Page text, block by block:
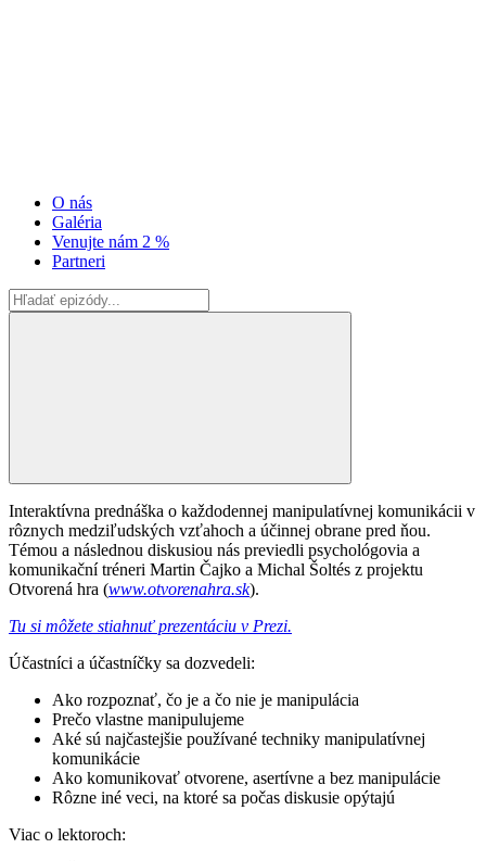
O nás
Galéria
Venujte nám 2 %
Partneri
Interaktívna prednáška o každodennej manipulatívnej komunikácii v
rôznych medziľudských vzťahoch a účinnej obrane pred ňou.
Témou a následnou diskusiou nás previedli psychológovia a
komunikační tréneri Martin Čajko a Michal Šoltés z projektu
Otvorená hra (www.otvorenahra.sk).
Tu si môžete stiahnuť prezentáciu v Prezi.
Účastníci a účastníčky sa dozvedeli:
Ako rozpoznať, čo je a čo nie je manipulácia
Prečo vlastne manipulujeme
Aké sú najčastejšie používané techniky manipulatívnej
komunikácie
Ako komunikovať otvorene, asertívne a bez manipulácie
Rôzne iné veci, na ktoré sa počas diskusie opýtajú
Viac o lektoroch: